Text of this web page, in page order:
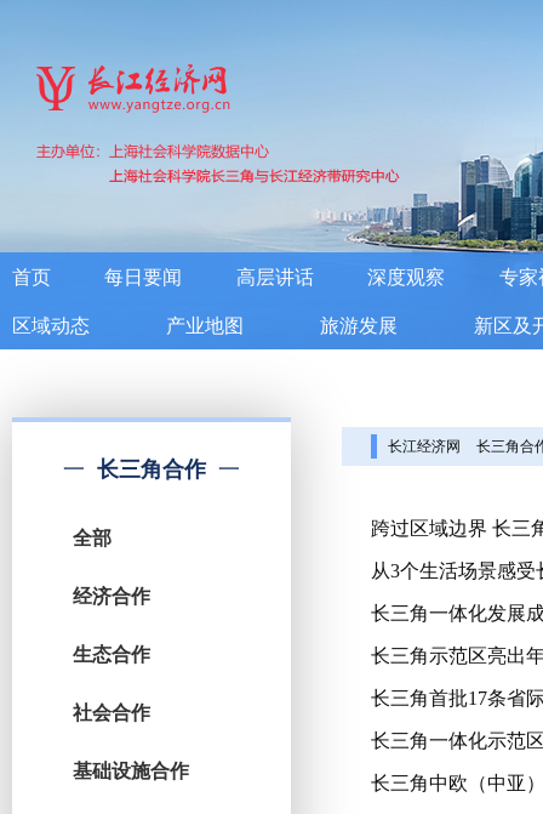
首页 每日要闻 高层讲话 深度观察 专家
区域动态 产业地图 旅游发展 新区及
长三角合作
全部
经济合作
生态合作
社会合作
基础设施合作
长江经济网 长三角合
跨过区域边界 长三
从3个生活场景感
长三角一体化发展
长三角示范区亮出
长三角首批17条省
长三角一体化示范
长三角中欧（中亚